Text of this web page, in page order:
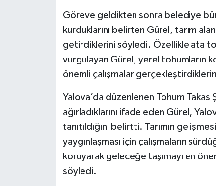
Göreve geldikten sonra belediye
kurduklarını belirten Gürel, tarım
getirdiklerini söyledi. Özellikle ata
vurgulayan Gürel, yerel tohumların
önemli çalışmalar
Yalova’da düzenlenen Tohum
ağırladıklarını ifade eden Gürel,
tanıtıldığını belirtti. Tarımın
yaygınlaşması için çalışmaların
koruyarak geleceğe taşımayı en
söyledi.